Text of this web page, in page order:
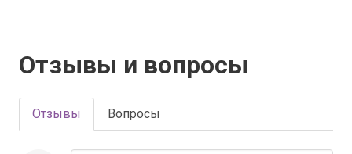
Отзывы и вопросы
Отзывы Вопросы